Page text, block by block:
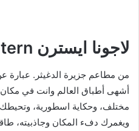
لاجونا ايسترن Laguna Eastern
من مطاعم جزيرة الدغيثر. عبارة
أشهى أطباق العالم وانت في
مختلف، وحكاية اسطورية، وتحيطك
ويغمرك دفء المكان وجاذبيته،